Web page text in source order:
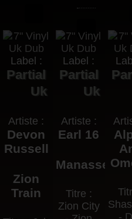
Label :
Partial
Uk
Artiste :
Devon
Russell
Zion
Train
Label :
Partial
Uk
Artiste :
Earl 16
Manasseh
Titre :
Zion City
-